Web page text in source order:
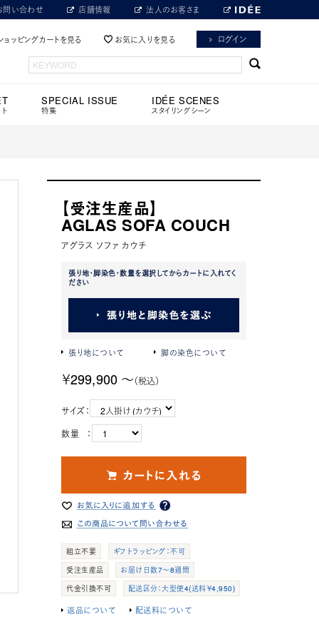
問い合わせ 店舗情報 法人のお客さま
ョッピングカートを見る お気に入りを見る ログイン
SPECIAL ISSUE
特集
IDÉE SCENES
スタイリングシーン
【受注生産品】
AGLAS SOFA COUCH
アグラス ソファ カウチ
張り地・脚染色・数量を選択してからカートに入れてく
ださい
張り地について 脚の染色について
￥299,900 ～（税込）
サイズ：
数量 ：
組立不要
ギフトラッピング：不可
受注生産品
お届け日数7～8週間
代金引換不可
配送区分：大型便4(送料￥4,950)
返品について 配送料について